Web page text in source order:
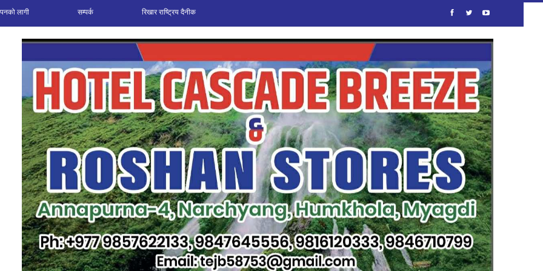
लागी सम्पर्क रिखार राष्ट्रिय दैनीक